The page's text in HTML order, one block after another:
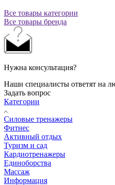
Все товары категории
Все товары бренда
Нужна консультация?
Наши специалисты ответят на
Задать вопрос
Категории
Силовые тренажеры
Фитнес
Активный отдых
Туризм и сад
Кардиотренажеры
Единоборства
Массаж
Информация